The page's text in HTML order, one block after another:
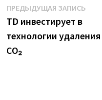
Навигация
по
записям
ПРЕДЫДУЩАЯ ЗАПИСЬ
TD инвестирует в
технологии удаления
CO₂